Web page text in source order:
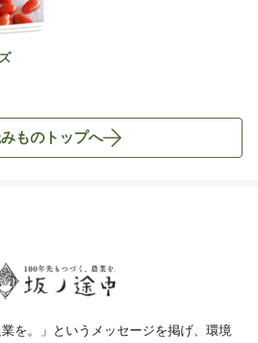
ものトップへ
業を。」というメッセージを掲げ、環境